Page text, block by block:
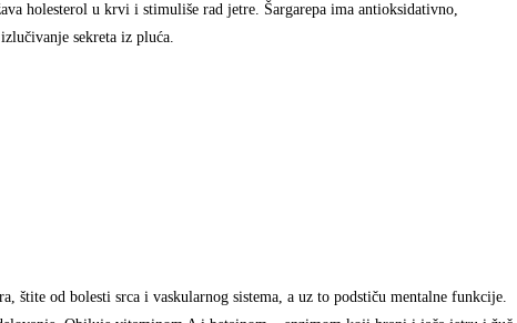
holesterol u krvi i stimuliše rad jetre. Šargarepa ima antioksidativno,
sekreta iz pluća.
štite od bolesti srca i vaskularnog sistema, a uz to podstiču mentalne funkcije.